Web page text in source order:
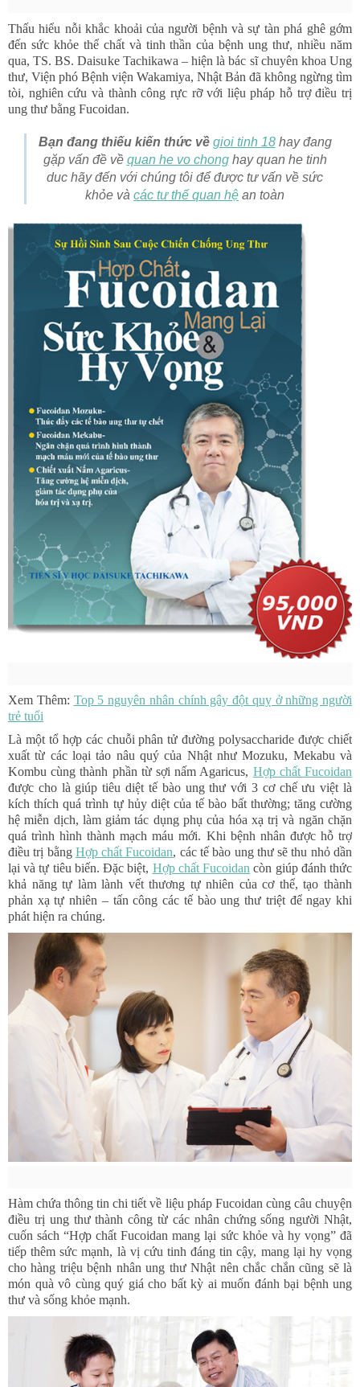
Thấu hiểu nỗi khắc khoải của người bệnh và sự tàn phá ghê gớm
đến sức khỏe thể chất và tinh thần của bệnh ung thư, nhiều năm
qua, TS. BS. Daisuke Tachikawa – hiện là bác sĩ chuyên khoa Ung
thư, Viện phó Bệnh viện Wakamiya, Nhật Bản đã không ngừng tìm
tòi, nghiên cứu và thành công rực rỡ với liệu pháp hỗ trợ điều trị
ung thư bằng Fucoidan.
Bạn đang thiếu kiến thức về gioi tinh 18 hay đang
gặp vấn đề về quan he vo chong hay quan he tinh
duc hãy đến với chúng tôi để được tư vấn về sức
khỏe và các tư thế quan hệ an toàn
Xem Thêm: Top 5 nguyên nhân chính gây đột quỵ ở những người
trẻ tuổi
Là một tổ hợp các chuỗi phân tử đường polysaccharide được chiết
xuất từ các loại tảo nâu quý của Nhật như Mozuku, Mekabu và
Kombu cùng thành phần từ sợi nấm Agaricus, Hợp chất Fucoidan
được cho là giúp tiêu diệt tế bào ung thư với 3 cơ chế ưu việt là
kích thích quá trình tự hủy diệt của tế bào bất thường; tăng cường
hệ miễn dịch, làm giảm tác dụng phụ của hóa xạ trị và ngăn chặn
quá trình hình thành mạch máu mới. Khi bệnh nhân được hỗ trợ
điều trị bằng Hợp chất Fucoidan, các tế bào ung thư sẽ thu nhỏ dần
lại và tự tiêu biến. Đặc biệt, Hợp chất Fucoidan còn giúp đánh thức
khả năng tự làm lành vết thương tự nhiên của cơ thể, tạo thành
phản xạ tự nhiên – tấn công các tế bào ung thư triệt để ngay khi
phát hiện ra chúng.
Hàm chứa thông tin chi tiết về liệu pháp Fucoidan cùng câu chuyện
điều trị ung thư thành công từ các nhân chứng sống người Nhật,
cuốn sách “Hợp chất Fucoidan mang lại sức khỏe và hy vọng” đã
tiếp thêm sức mạnh, là vị cứu tinh đáng tin cậy, mang lại hy vọng
cho hàng triệu bệnh nhân ung thư Nhật nên chắc chắn cũng sẽ là
món quà vô cùng quý giá cho bất kỳ ai muốn đánh bại bệnh ung
thư và sống khỏe mạnh.